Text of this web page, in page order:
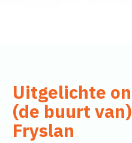
Uitgelichte
(de buurt
Fryslan